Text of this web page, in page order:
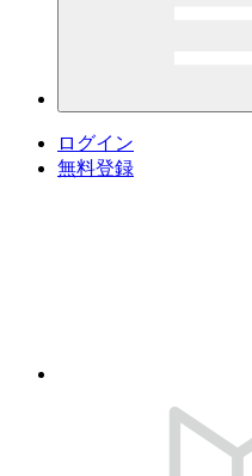
ログイン
無料登録